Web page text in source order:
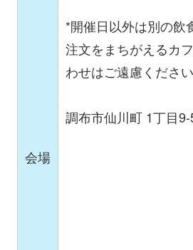
会場
*開催日以外は別の飲
注文をまちがえるカ
わせはご遠慮ください
調布市仙川町 1丁目